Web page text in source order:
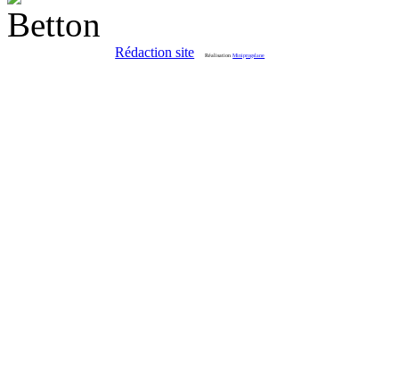
Rédaction site RéalisationMiniprogslane